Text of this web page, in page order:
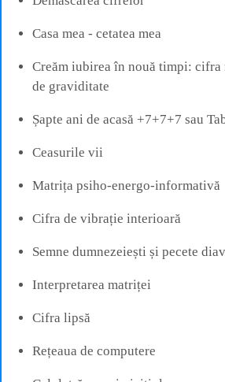
Casa mea - cetatea mea
Creăm iubirea în nouă timpi: cifra
de graviditate
Șapte ani de acasă +7+7+7 sau
Ceasurile vii
Matrița psiho-energo-informativă
Cifra de vibrație interioară
Semne dumnezeiești și pecete
Interpretarea matriței
Cifra lipsă
Rețeaua de computere